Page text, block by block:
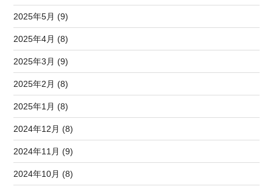
2025年5月 (9)
2025年4月 (8)
2025年3月 (9)
2025年2月 (8)
2025年1月 (8)
2024年12月 (8)
2024年11月 (9)
2024年10月 (8)